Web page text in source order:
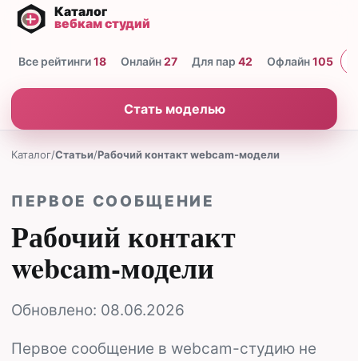
Все рейтинги18 Онлайн27 Для пар 42 Офлайн105
Стать моделью
Каталог/Статьи/Рабочий контакт webcam-модели
ПЕРВОЕ СООБЩЕНИЕ
Рабочий контакт
webcam-модели
Обновлено: 08.06.2026
Первое сообщение в webcam-студию не